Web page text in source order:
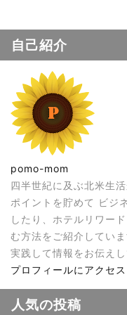
自己紹介
pomo-mom
四半世紀に及ぶ北米生
ポイントを貯めて ビジ
したり、ホテルリワー
む方法をご紹介してい
実践して情報をお伝え
プロフィールにアクセス
人気の投稿